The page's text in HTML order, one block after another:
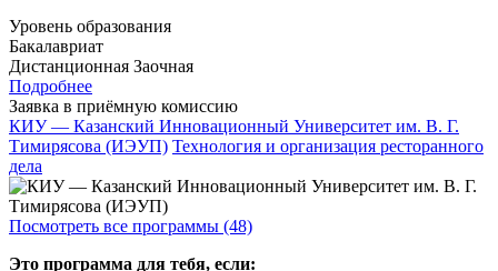
Уровень образования
Бакалавриат
Дистанционная Заочная
Подробнее
Заявка в приёмную комиссию
КИУ — Казанский Инновационный Университет им. В. Г.
Тимирясова (ИЭУП) Технология и организация ресторанного
дела
Посмотреть все программы (48)
Это программа для тебя, если: